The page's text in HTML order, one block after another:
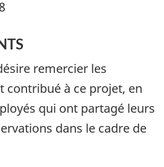
remercier les
contribué à ce projet, en
qui ont partagé leurs
dans le cadre de